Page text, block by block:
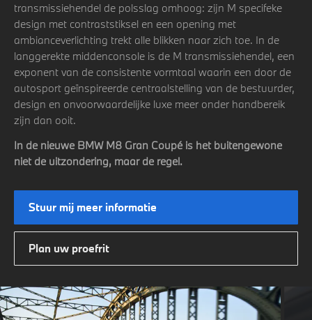
transmissiehendel de polsslag omhoog: zijn M specifeke
design met contraststiksel en een opening met
ambianceverlichting trekt alle blikken naar zich toe. In de
langgerekte middenconsole is de M transmissiehendel, een
exponent van de consistente vormtaal waarin een door de
autosport geïnspireerde centraalstelling van de bestuurder,
design en onvoorwaardelijke luxe meer onder handbereik
zijn dan ooit.
In de nieuwe BMW M8 Gran Coupé is het buitengewone
niet de uitzondering, maar de regel.
Stuur mij meer informatie
Plan uw proefrit